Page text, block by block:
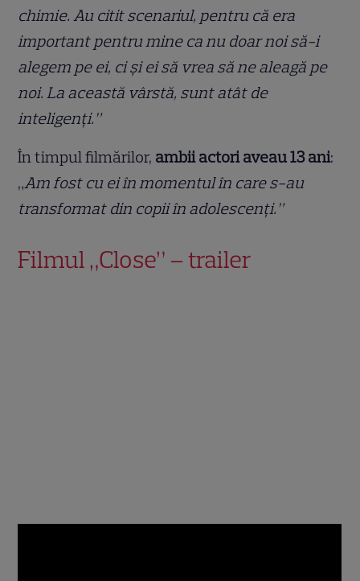
chimie. Au citit scenariul, pentru că era
important pentru mine ca nu doar noi să-i
alegem pe ei, ci și ei să vrea să ne aleagă pe
noi. La această vârstă, sunt atât de
inteligenți.”
În timpul filmărilor, ambii actori aveau 13 ani:
„Am fost cu ei în momentul în care s-au
transformat din copii în adolescenți.”
Filmul „Close” – trailer